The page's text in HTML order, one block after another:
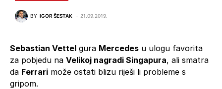
BY IGOR ŠESTAK 21.09.2019.
Sebastian Vettel gura Mercedes u ulogu favorita
za pobjedu na Velikoj nagradi Singapura, ali smatra
da Ferrari može ostati blizu riješi li probleme s
gripom.